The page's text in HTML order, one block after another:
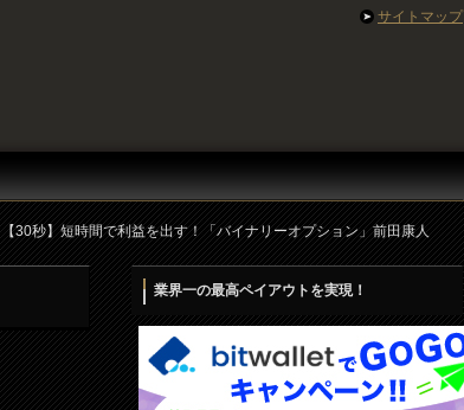
【30秒】短時間で利益を出す！「バイナリーオプション」前田康人
業界一の最高ペイアウトを実現！
サイトマップ